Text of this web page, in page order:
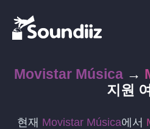
Movistar Música →
지원
현재 Movistar Música에서